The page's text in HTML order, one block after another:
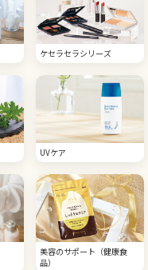
ケセラセラシリーズ
UVケア
美容のサポート（健康食
品）